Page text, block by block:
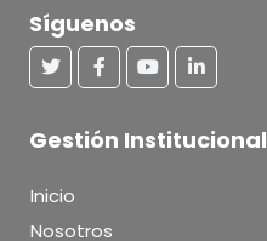
Síguenos
Gestión Institucional
Inicio
Nosotros